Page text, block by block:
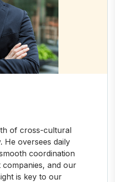
of cross-cultural
He oversees daily
coordination
and our
is key to our